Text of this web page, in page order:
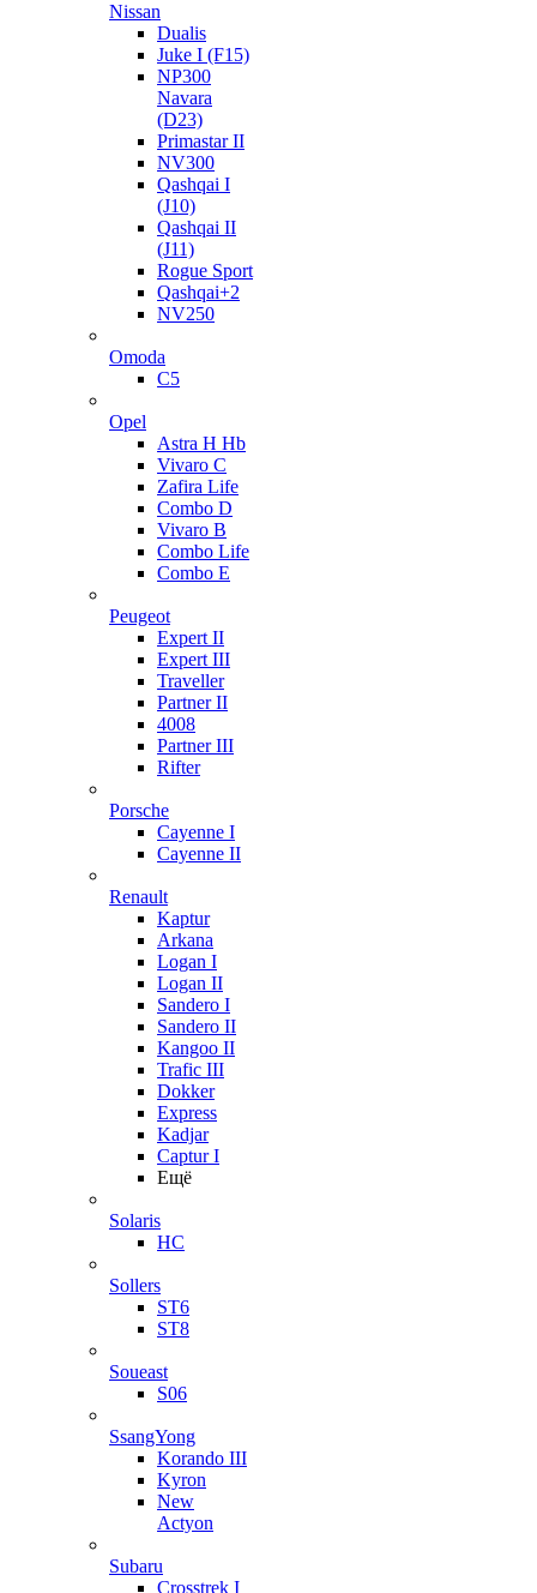
Nissan
Dualis
Juke I (F15)
NP300
Navara
(D23)
Primastar II
NV300
Qashqai I
(J10)
Qashqai II
(J11)
Rogue Sport
Qashqai+2
NV250
Omoda
C5
Opel
Astra H Hb
Vivaro C
Zafira Life
Combo D
Vivaro B
Combo Life
Combo E
Peugeot
Expert II
Expert III
Traveller
Partner II
4008
Partner III
Rifter
Porsche
Cayenne I
Cayenne II
Renault
Kaptur
Arkana
Logan I
Logan II
Sandero I
Sandero II
Kangoo II
Trafic III
Dokker
Express
Kadjar
Captur I
Ещё
Solaris
HC
Sollers
ST6
ST8
Soueast
S06
SsangYong
Korando III
Kyron
New
Actyon
Subaru
Crosstrek I